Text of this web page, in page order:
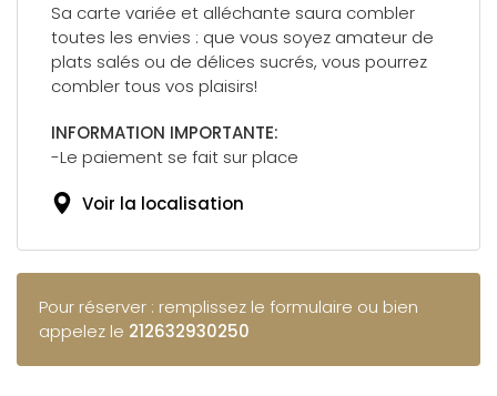
Sa carte variée et alléchante saura combler
toutes les envies : que vous soyez amateur de
plats salés ou de délices sucrés, vous pourrez
combler tous vos plaisirs!
INFORMATION IMPORTANTE:
-Le paiement se fait sur place
Voir la localisation
Pour réserver : remplissez le formulaire ou bien
appelez le 212632930250